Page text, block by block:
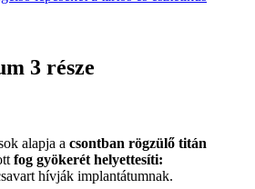
3 része
alapja a csontban rögzülő titán
fog gyökerét helyettesíti:
hívják implantátumnak.